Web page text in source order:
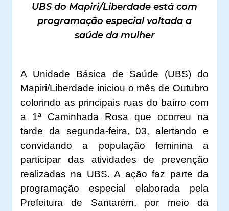
UBS do Mapiri/Liberdade está com
programação especial voltada a
saúde da mulher
A Unidade Básica de Saúde (UBS) do
Mapiri/Liberdade iniciou o mês de Outubro
colorindo as principais ruas do bairro com
a 1ª Caminhada Rosa que ocorreu na
tarde da segunda-feira, 03, alertando e
convidando a população feminina a
participar das atividades de prevenção
realizadas na UBS. A ação faz parte da
programação especial elaborada pela
Prefeitura de Santarém, por meio da